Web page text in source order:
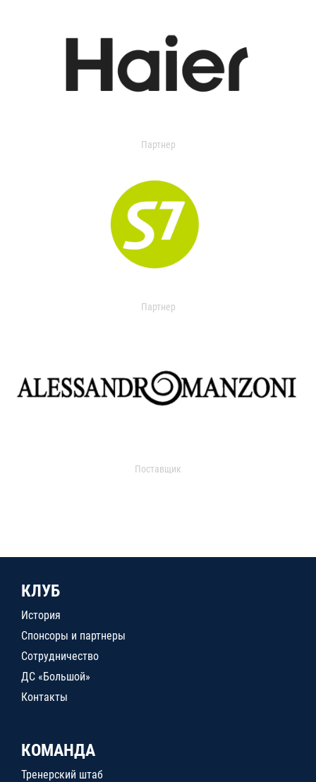
Партнер
Партнер
Поставщик
КЛУБ
История
Спонсоры и партнеры
Сотрудничество
ДС «Большой»
Контакты
КОМАНДА
Тренерский штаб